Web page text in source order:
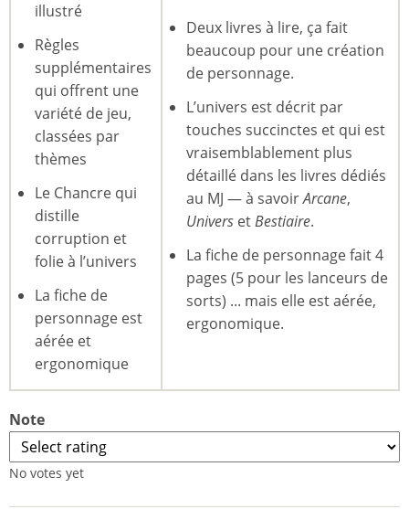
illustré
Règles
supplémentaires
qui offrent une
variété de jeu,
classées par
thèmes
Le Chancre qui
distille
corruption et
folie à l’univers
La fiche de
personnage est
aérée et
ergonomique
Deux livres à lire, ça fait
beaucoup pour une création
de personnage.
L’univers est décrit par
touches succinctes et qui est
vraisemblablement plus
détaillé dans les livres dédiés
au MJ — à savoirArcane,
Univers etBestiaire.
La fiche de personnage fait 4
pages (5 pour les lanceurs de
sorts) ... mais elle est aérée,
ergonomique.
Note
No votes yet